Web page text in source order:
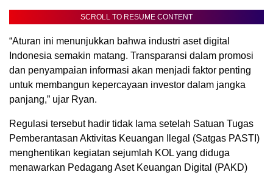
SCROLL TO RESUME CONTENT
“Aturan ini menunjukkan bahwa industri aset digital
Indonesia semakin matang. Transparansi dalam promosi
dan penyampaian informasi akan menjadi faktor penting
untuk membangun kepercayaan investor dalam jangka
panjang,” ujar Ryan.
Regulasi tersebut hadir tidak lama setelah Satuan Tugas
Pemberantasan Aktivitas Keuangan Ilegal (Satgas PASTI)
menghentikan kegiatan sejumlah KOL yang diduga
menawarkan Pedagang Aset Keuangan Digital (PAKD)